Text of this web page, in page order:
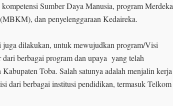
Sumber Daya Manusia, program Merdeka
dan penyelenggaraan Kedaireka.
juga dilakukan, untuk mewujudkan program/Visi
berbagai program dan upaya yang telah
Toba. Salah satunya adalah menjalin kerja
dari berbagai institusi pendidikan, termasuk Telkom